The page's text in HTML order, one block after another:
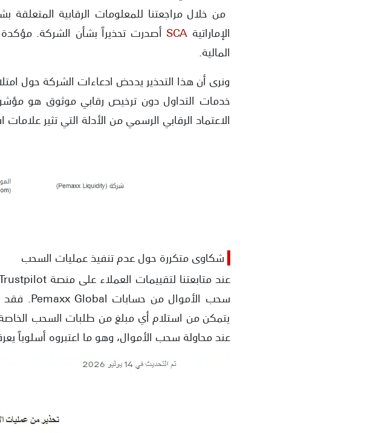
الإماراتية SCA أصدرت تحذيراً بشأن الشركة.
المالية.
ونرى أن هذا التحذير يدحض ادعاءات الشركة حول
خدمات التداول دون ترخيص رقابي موثوق هو
الاعتماد الرقابي الرسمي من الأدلة التي تثير
شكاوى متكررة حول عدم تنفيذ عمليات السحب
يتمكن من استلام أي مبلغ من طلبات السحب
عند محاولة سحب الأموال، وهو ما اعتبروه أسلوباً